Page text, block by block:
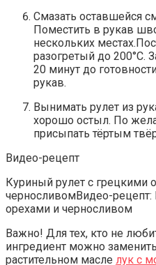
Смазать оставшейся
Поместить в рукав
нескольких
разогретый до 200°С.
20 минут до
рукав.
Вынимать рулет из
хорошо остыл. По
присыпать тёртым
Видео-рецепт
Куриный рулет с грецкими
черносливомВидео-
орехами и черносливом
Важно! Для тех, кто не
ингредиент можно
растительном масле лук с